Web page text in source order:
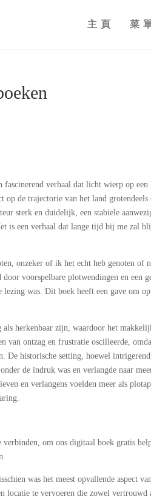
主頁 菜
verhaal dat licht wierp op een
op de trajectorie van het land grotendeels
sterk en duidelijk, een stabiele
is een verhaal dat lange tijd bij me zal
onzeker of ik het echt heb genoten of
voorspelbare plotwendingen en een
was. Dit boek heeft een gave om
als herkenbaar zijn, waardoor het
van ontzag en frustratie oscilleerde,
De historische setting, hoewel
de indruk was en verlangde naar
en verlangens voelden meer als
om ons digitaal boek gratis
was het meest opvallende aspect
locatie te vervoeren die zowel vertrouwd